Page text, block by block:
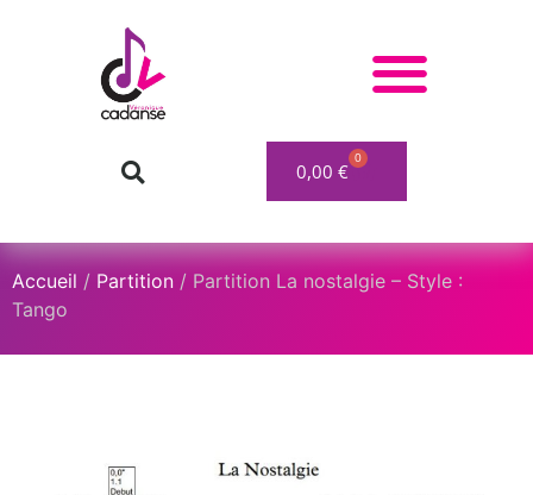
0,00 €
0
Accueil / Partition / Partition La nostalgie – Style :
Tango